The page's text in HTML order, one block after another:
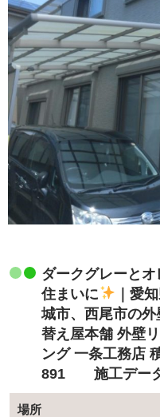
ダークグレーと
住まいに
｜愛
城市、西尾市の
替え屋本舗 外壁
ング 一条工務店
891 施工デー
場所